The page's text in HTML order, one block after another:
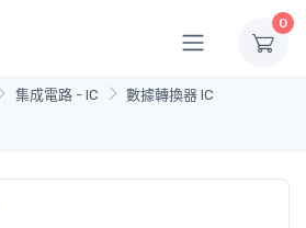
0
集成電路 - IC
數據轉換器 IC